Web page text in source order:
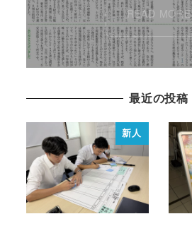
READ MORE
最近の投稿
新人